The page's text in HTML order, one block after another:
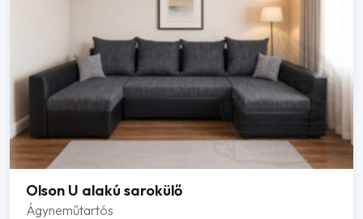
Olson U alakú sarokülő
Ágyneműtartós